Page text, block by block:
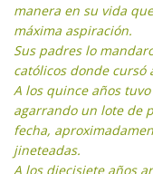
manera en su vida
máxima aspiración.
Sus padres lo
católicos donde cursó
A los quince años
agarrando un lote de
fecha,
jineteadas.
A los diecisiete años